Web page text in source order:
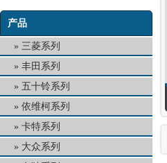
产品
三菱系列
丰田系列
五十铃系列
依维柯系列
卡特系列
大众系列